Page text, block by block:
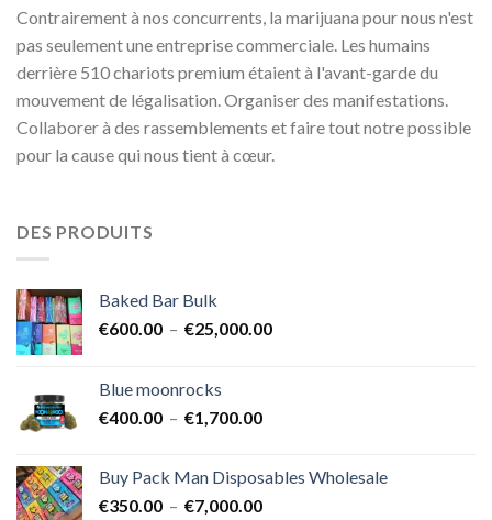
Contrairement à nos concurrents, la marijuana pour nous n'est
pas seulement une entreprise commerciale. Les humains
derrière 510 chariots premium étaient à l'avant-garde du
mouvement de légalisation. Organiser des manifestations.
Collaborer à des rassemblements et faire tout notre possible
pour la cause qui nous tient à cœur.
DES PRODUITS
Baked Bar Bulk
€600.00 – €25,000.00Plage
Blue moonrocks
€400.00 – €1,700.00Plage
€400.00
à
Buy Pack Man Disposables Wholesale
€350.00 – €7,000.00Plage